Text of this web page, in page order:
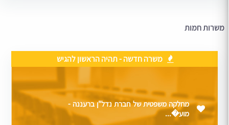
משרות חמות
משרה חדשה - תהיה הראשון להגיש
מחלקה משפטית של חברת נדל"ן ברעננה -
מוע�...